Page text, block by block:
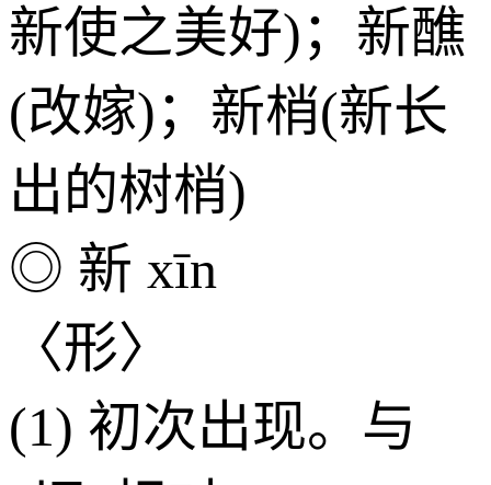
新使之美好)；新醮
(改嫁)；新梢(新长
出的树梢)
◎ 新 xīn
〈形〉
(1) 初次出现。与